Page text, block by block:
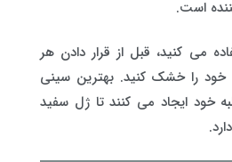
است.
می کنید، قبل از قرار دادن هر
را خشک کنید. بهترین سینی
خود ایجاد می کنند تا ژل سفید